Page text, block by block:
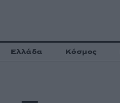
Ελλάδα Κόσμος